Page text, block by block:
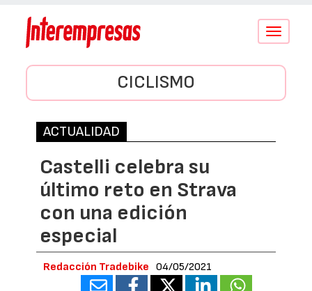
Conmutar
CICLISMO
ACTUALIDAD
Castelli celebra su
último reto en Strava
con una edición
especial
Redacción Tradebike 04/05/2021